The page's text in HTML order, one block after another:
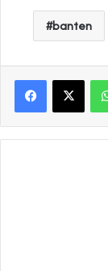
banten